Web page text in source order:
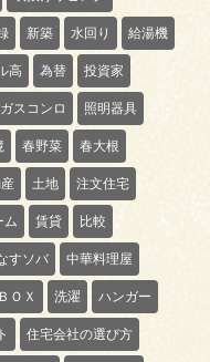
新築 水回り 給湯機
高 為替 投資家
ガスコンロ 照明器具
春野菜 春大根
土地 注文住宅
ム 賃貸 比較
すソバ 中華料理屋
ＯＸ 洗濯 ハンガー
住宅会社の選び方